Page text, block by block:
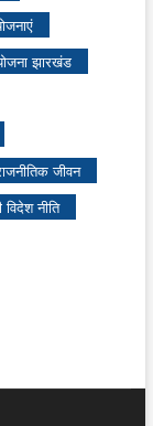
झारखंड
जीवन
नीति